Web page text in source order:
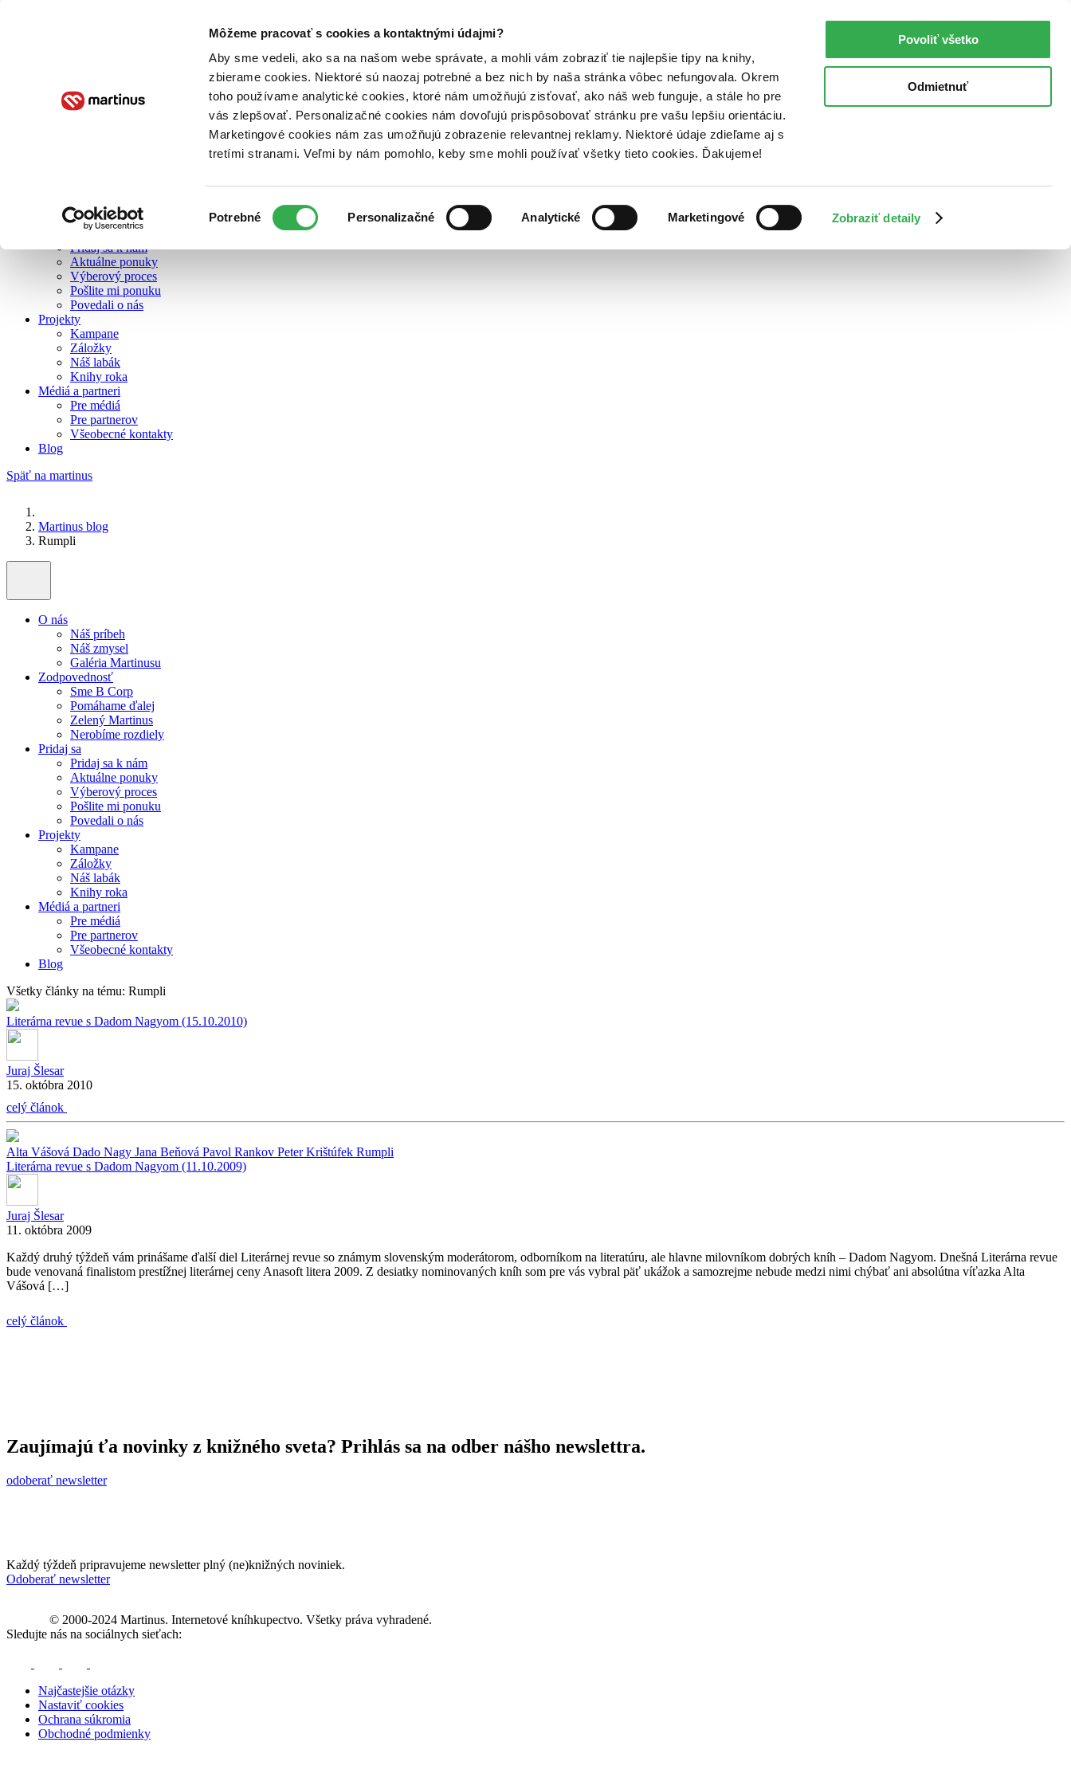
Môžeme pracovať s cookies a kontaktnými údajmi?
Aby sme vedeli, ako sa na našom webe správate, a mohli vám zobraziť tie najlepšie tipy na knihy,
zbierame cookies. Niektoré sú naozaj potrebné a bez nich by naša stránka vôbec nefungovala. Okrem
toho používame analytické cookies, ktoré nám umožňujú zisťovať, ako náš web funguje, a stále ho pre
vás zlepšovať. Personalizačné cookies nám dovoľujú prispôsobovať stránku pre vašu lepšiu orientáciu.
Marketingové cookies nám zas umožňujú zobrazenie relevantnej reklamy. Niektoré údaje zdieľame aj s
tretími stranami. Veľmi by nám pomohlo, keby sme mohli používať všetky tieto cookies. Ďakujeme!
súhlasu
Potrebné Personalizačné Analytické Marketingové Zobraziť detaily
Povoliť všetko
Odmietnuť
O nás
Zelený Martinus
Nerobíme rozdiely
Pridaj sa k nám
Aktuálne ponuky
Výberový proces
Pošlite mi ponuku
Povedali o nás
Projekty
Kampane
Záložky
Náš labák
Knihy roka
Médiá a partneri
Pre médiá
Pre partnerov
Všeobecné kontakty
Blog
Späť na martinus
Martinus blog
Rumpli
O nás
Náš príbeh
Náš zmysel
Galéria Martinusu
Zodpovednosť
Sme B Corp
Pomáhame ďalej
Zelený Martinus
Nerobíme rozdiely
Pridaj sa
Pridaj sa k nám
Aktuálne ponuky
Výberový proces
Pošlite mi ponuku
Povedali o nás
Projekty
Kampane
Záložky
Náš labák
Knihy roka
Médiá a partneri
Pre médiá
Pre partnerov
Všeobecné kontakty
Blog
Všetky články na tému: Rumpli
Literárna revue s Dadom Nagyom (15.10.2010)
Juraj Šlesar
15. októbra 2010
celý článok
Alta Vášová Dado Nagy Jana Beňová Pavol Rankov Peter Krištúfek Rumpli
Literárna revue s Dadom Nagyom (11.10.2009)
Juraj Šlesar
11. októbra 2009
Každý druhý týždeň vám prinášame ďalší diel Literárnej revue so známym slovenským moderátorom, odborníkom na literatúru, ale hlavne milovníkom dobrých kníh – Dadom Nagyom. Dnešná Literárna revue
bude venovaná finalistom prestížnej literárnej ceny Anasoft litera 2009. Z desiatky nominovaných kníh som pre vás vybral päť ukážok a samozrejme nebude medzi nimi chýbať ani absolútna víťazka Alta
Vášová […]
celý článok
Zaujímajú ťa novinky z knižného sveta? Prihlás sa na odber nášho newslettra.
odoberať newsletter
Každý týždeň pripravujeme newsletter plný (ne)knižných noviniek.
Odoberať newsletter
© 2000-2024 Martinus. Internetové kníhkupectvo. Všetky práva vyhradené.
Sledujte nás na sociálnych sieťach:
Najčastejšie otázky
Nastaviť cookies
Ochrana súkromia
Obchodné podmienky